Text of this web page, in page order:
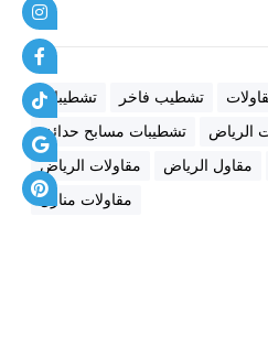
ب
ا
ل
ا
ق
ت
ص
تشطيب فاخر
تشطيبات
الرياض
تشطيبات مسابح حدائق
مقاول الرياض
مقاولات الرياض
مقاولات منازل